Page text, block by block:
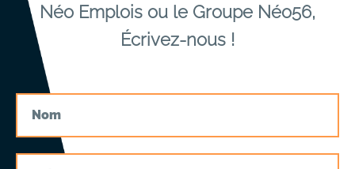
Néo Emplois ou le Groupe Néo56,
Écrivez-nous !